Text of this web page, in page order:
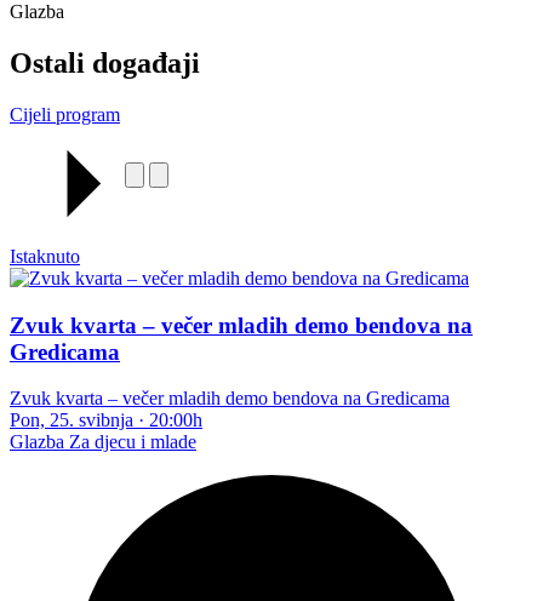
Glazba
Ostali događaji
Cijeli program
Istaknuto
Zvuk kvarta – večer mladih demo bendova na
Gredicama
Zvuk kvarta – večer mladih demo bendova na Gredicama
Pon, 25. svibnja · 20:00h
Glazba Za djecu i mlade